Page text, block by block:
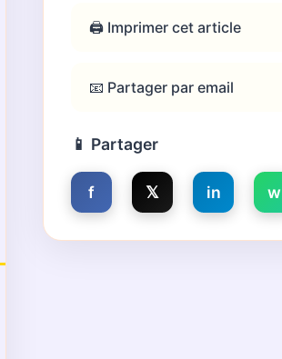
🖨️ Imprimer cet article
📧 Partager par email
📱 Partager
f 𝕏 in w